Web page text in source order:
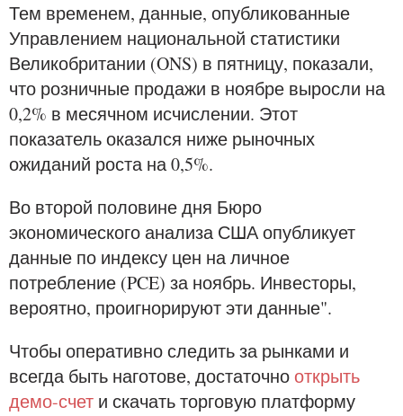
Тем временем, данные, опубликованные
Управлением национальной статистики
Великобритании (ONS) в пятницу, показали,
что розничные продажи в ноябре выросли на
0,2% в месячном исчислении. Этот
показатель оказался ниже рыночных
ожиданий роста на 0,5%.
Во второй половине дня Бюро
экономического анализа США опубликует
данные по индексу цен на личное
потребление (PCE) за ноябрь. Инвесторы,
вероятно, проигнорируют эти данные".
Чтобы оперативно следить за рынками и
всегда быть наготове, достаточнооткрыть
демо-счет и скачать торговую платформу